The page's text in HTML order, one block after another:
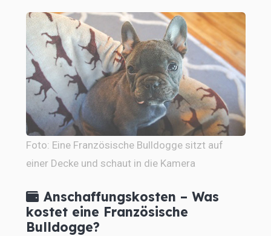
Foto: Eine Französische Bulldogge sitzt auf
einer Decke und schaut in die Kamera
Anschaffungskosten – Was
kostet eine Französische
Bulldogge?